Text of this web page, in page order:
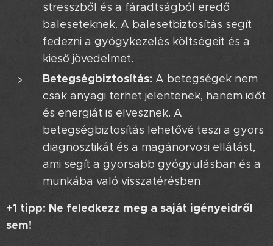
stresszből és a fáradtságból eredő
baleseteknek. A balesetbiztosítás segít
fedezni a gyógykezelés költségeit és a
kieső jövedelmet.
Betegségbiztosítás: A betegségek nem
csak anyagi terhet jelentenek, hanem időt
és energiát is elvesznek. A
betegségbiztosítás lehetővé teszi a gyors
diagnosztikát és a magánorvosi ellátást,
ami segít a gyorsabb gyógyulásban és a
munkába való visszatérésben.
+1 tipp: Ne feledkezz meg a saját igényeidről
sem!